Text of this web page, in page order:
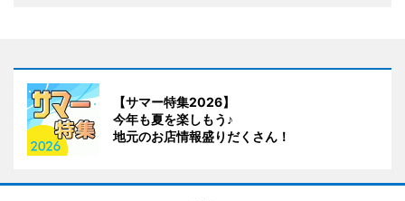
【サマー特集2026】
今年も夏を楽しもう♪
地元のお店情報盛りだくさん！